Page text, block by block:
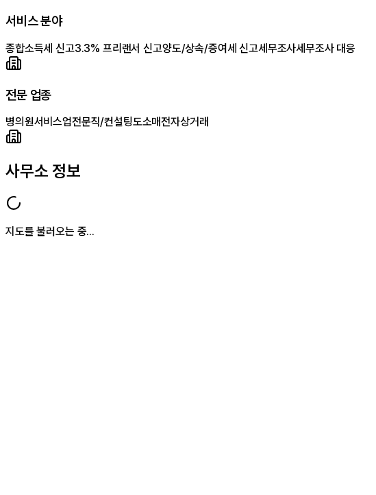
서비스 분야
종합소득세 신고3.3% 프리랜서 신고양도/상속/증여세 신고세무조사세무조사 대응
전문 업종
병의원서비스업전문직/컨설팅도소매전자상거래
사무소 정보
지도를 불러오는 중...